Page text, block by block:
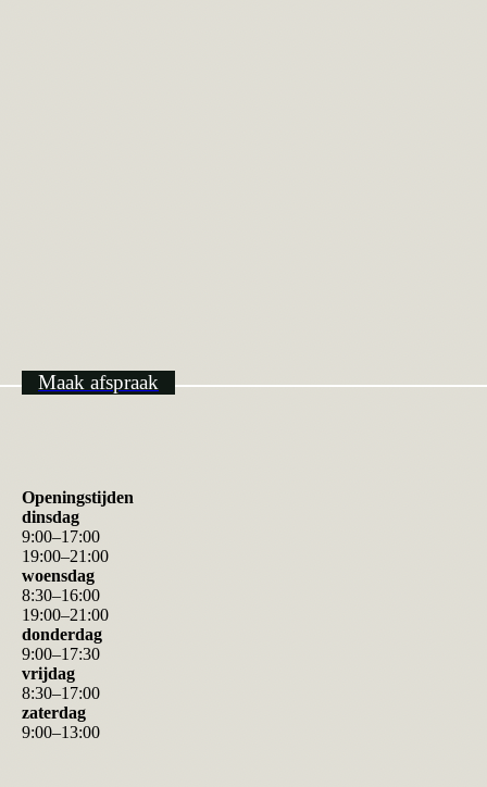
Maak afspraak
Openingstijden
dinsdag
9:00–17:00
19:00–21 :00
woensdag
8:30–16:00
19:00–21 :00
donderdag
9:00–17:30
vrijdag
8:30–17:00
zaterdag
9:00–13:00